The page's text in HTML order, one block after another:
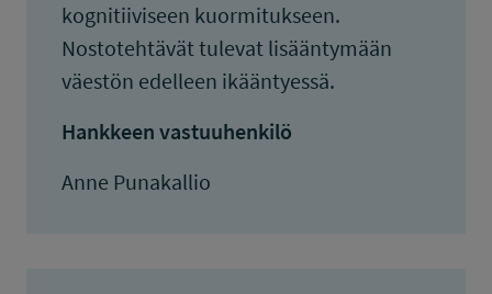
kognitiiviseen kuormitukseen.
Nostotehtävät tulevat lisääntymään
väestön edelleen ikääntyessä.
Hankkeen vastuuhenkilö
Anne Punakallio